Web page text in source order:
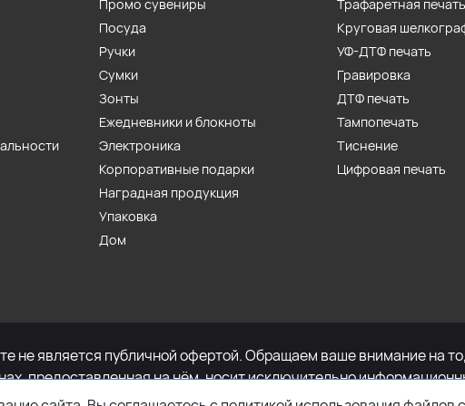
Промо сувениры
Посуда
Ручки
Сумки
Зонты
Ежедневники и блокноты
Электроника
Корпоративные подарки
Наградная продукция
Упаковка
Дом
Трафаретная печать
Круговая
УФ-ДТФ печать
Гравировка
ДТФ печать
Тампопечать
Тиснение
Цифровая печать
является публичной офертой. Обращаем ваше внимание на
предоставленная на нём, носит исключительно
положениями Статьи 437 Гражданского кодекса